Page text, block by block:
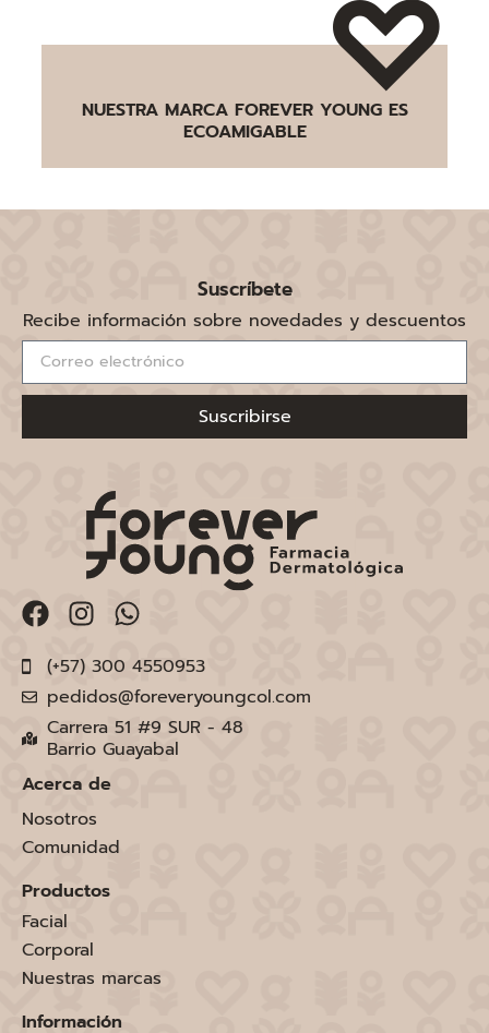
NUESTRA MARCA FOREVER YOUNG ES
ECOAMIGABLE
Suscríbete
Recibe información sobre novedades y descuentos
Suscribirse
(+57) 300 4550953
pedidos@foreveryoungcol.com
Carrera 51 #9 SUR - 48
Barrio Guayabal
Acerca de
Nosotros
Comunidad
Productos
Facial
Corporal
Nuestras marcas
Información